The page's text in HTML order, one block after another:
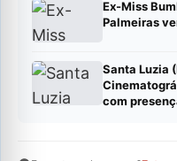
Ex-Miss
Palmeiras
Santa Luzia
com